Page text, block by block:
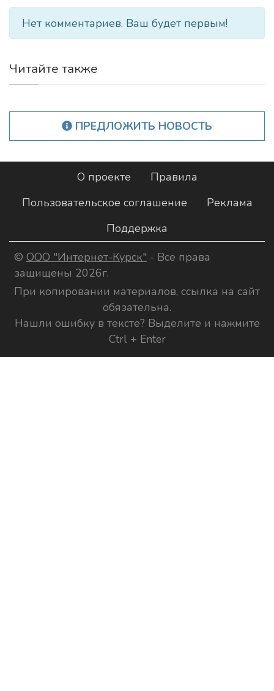
Нет комментариев. Ваш будет первым!
Читайте также
ПРЕДЛОЖИТЬ НОВОСТЬ
О проекте
Правила
Пользовательское соглашение
Реклама
Поддержка
© ООО "Интернет-Курск" - Все права
защищены 2026г.
При копировании материалов, ссылка на сайт
обязательна.
Нашли ошибку в тексте? Выделите и нажмите
Ctrl + Enter